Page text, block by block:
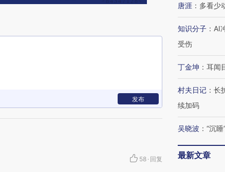
发布
58 · 回复
唐涯 ： 多看少
知识分子 ： AI
受伤
丁金坤 ： 耳闻
村夫日记 ： 长
续加码
吴晓波 ： “沉
最新文章